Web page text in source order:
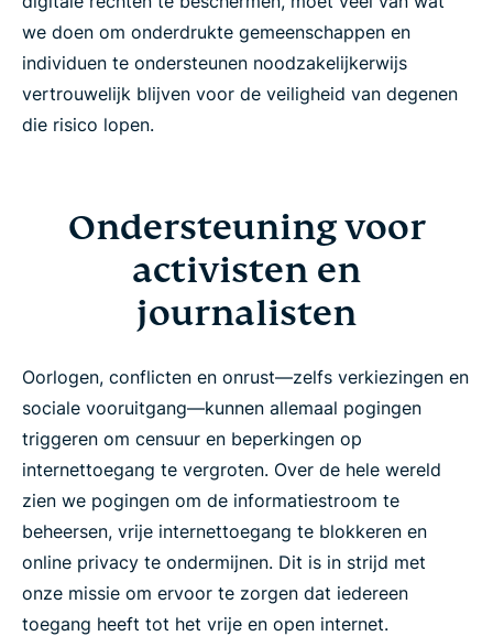
we doen om onderdrukte gemeenschappen en
individuen te ondersteunen noodzakelijkerwijs
vertrouwelijk blijven voor de veiligheid van degenen
die risico lopen.
Ondersteuning voor
activisten en
journalisten
Oorlogen, conflicten en onrust—zelfs verkiezingen en
sociale vooruitgang—kunnen allemaal pogingen
triggeren om censuur en beperkingen op
internettoegang te vergroten. Over de hele wereld
zien we pogingen om de informatiestroom te
beheersen, vrije internettoegang te blokkeren en
online privacy te ondermijnen. Dit is in strijd met
onze missie om ervoor te zorgen dat iedereen
toegang heeft tot het vrije en open internet.